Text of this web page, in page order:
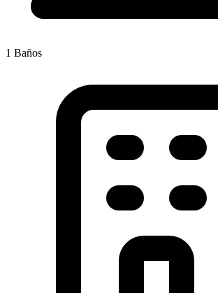
1 Baños